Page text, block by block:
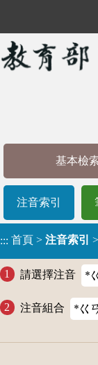
基本檢
注音索引
::: 首頁 > 注音索引 >
請選擇注音
注音組合